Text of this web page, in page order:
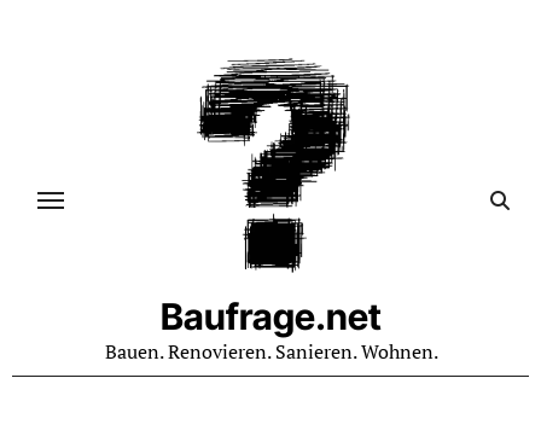
Baufrage.net
Bauen. Renovieren. Sanieren. Wohnen.